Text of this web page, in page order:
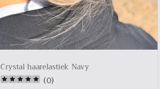
Crystal haarelastiek Navy
(0)